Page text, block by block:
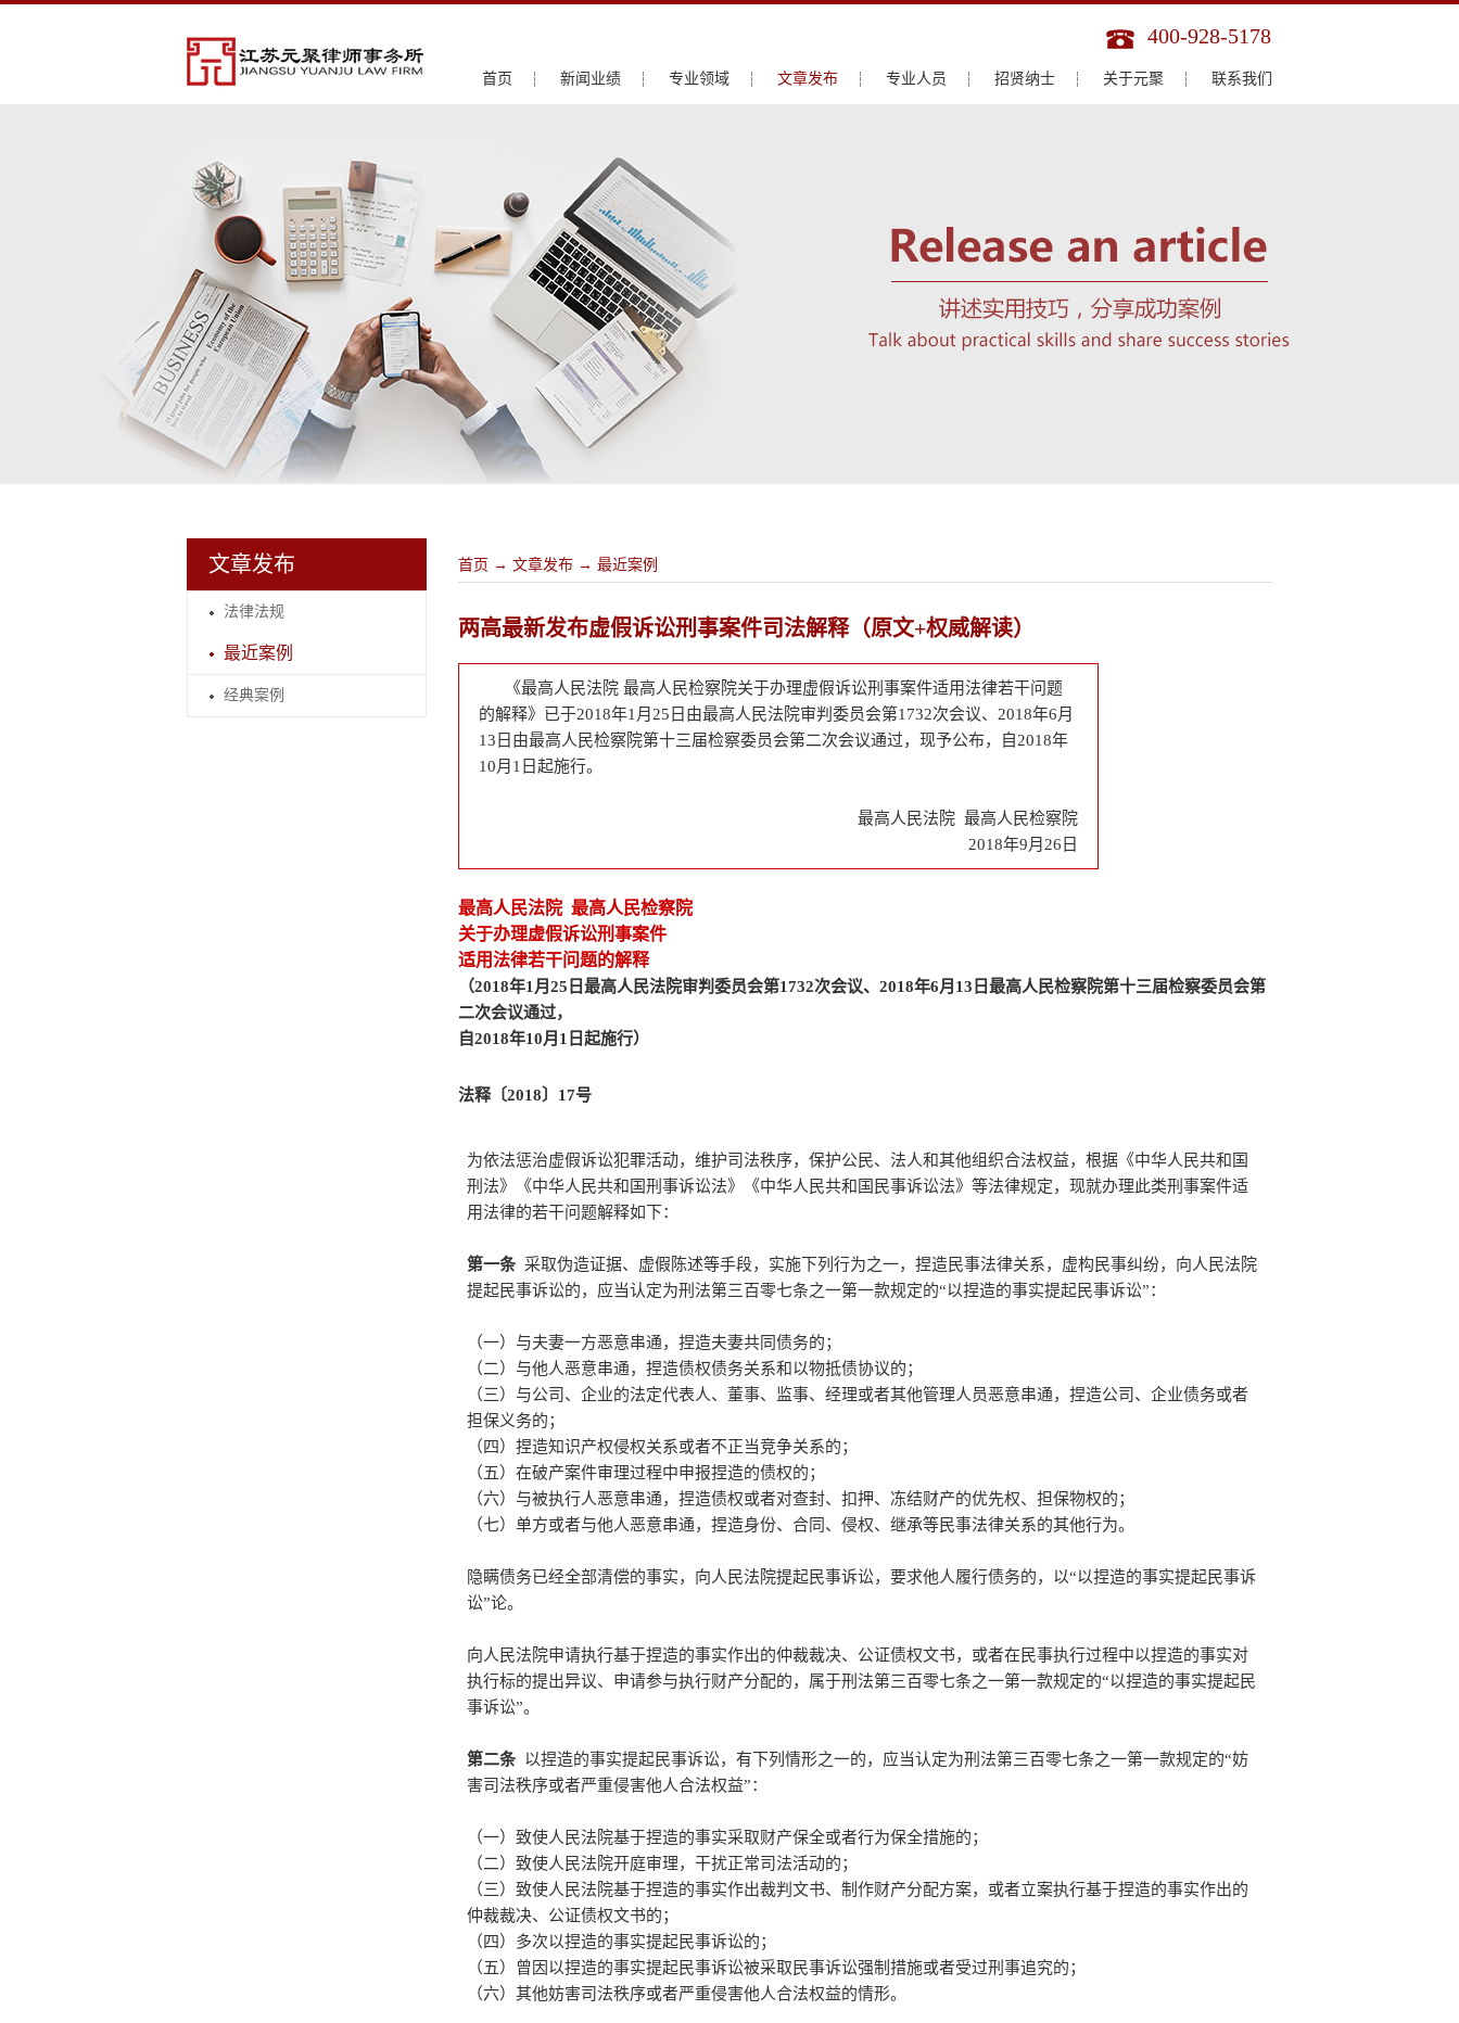
400-928-5178
首页 新闻业绩 专业领域 文章发布 专业人员 招贤纳士 关于元聚 联系我们
文章发布
法律法规
最近案例
经典案例
首页 → 文章发布 → 最近案例
两高最新发布虚假诉讼刑事案件司法解释（原文+权威解读）
《最高人民法院 最高人民检察院关于办理虚假诉讼刑事案件适用法律若干问题
的解释》已于2018年1月25日由最高人民法院审判委员会第1732次会议、2018年6月
13日由最高人民检察院第十三届检察委员会第二次会议通过，现予公布，自2018年
10月1日起施行。
最高人民法院 最高人民检察院
2018年9月26日
最高人民法院 最高人民检察院
关于办理虚假诉讼刑事案件
适用法律若干问题的解释
（2018年1月25日最高人民法院审判委员会第1732次会议、 2018年6月13日最高人民检察院第十三届检察委员会第
二次会议通过，
自2018年10月1日起施行）
法释〔2018〕17号
为依法惩治虚假诉讼犯罪活动，维护司法秩序，保护公民、法人和其他组织合法权益，根据《中华人民共和国
刑法》《中华人民共和国刑事诉讼法》《中华人民共和国民事诉讼法》等法律规定，现就办理此类刑事案件适
用法律的若干问题解释如下：
第一条 采取伪造证据、虚假陈述等手段，实施下列行为之一，捏造民事法律关系，虚构民事纠纷，向人民法院
提起民事诉讼的，应当认定为刑法第三百零七条之一第一款规定的“以捏造的事实提起民事诉讼”：
（一）与夫妻一方恶意串通，捏造夫妻共同债务的；
（二）与他人恶意串通，捏造债权债务关系和以物抵债协议的；
（三）与公司、企业的法定代表人、董事、监事、经理或者其他管理人员恶意串通，捏造公司、企业债务或者
担保义务的；
（四）捏造知识产权侵权关系或者不正当竞争关系的；
（五）在破产案件审理过程中申报捏造的债权的；
（六）与被执行人恶意串通，捏造债权或者对查封、扣押、冻结财产的优先权、担保物权的；
（七）单方或者与他人恶意串通，捏造身份、合同、侵权、继承等民事法律关系的其他行为。
隐瞒债务已经全部清偿的事实，向人民法院提起民事诉讼，要求他人履行债务的，以“以捏造的事实提起民事诉
讼”论。
向人民法院申请执行基于捏造的事实作出的仲裁裁决、公证债权文书，或者在民事执行过程中以捏造的事实对
执行标的提出异议、申请参与执行财产分配的，属于刑法第三百零七条之一第一款规定的“以捏造的事实提起民
事诉讼”。
第二条 以捏造的事实提起民事诉讼，有下列情形之一的，应当认定为刑法第三百零七条之一第一款规定的“妨
害司法秩序或者严重侵害他人合法权益”：
（一）致使人民法院基于捏造的事实采取财产保全或者行为保全措施的；
（二）致使人民法院开庭审理，干扰正常司法活动的；
（三）致使人民法院基于捏造的事实作出裁判文书、制作财产分配方案，或者立案执行基于捏造的事实作出的
仲裁裁决、公证债权文书的；
（四）多次以捏造的事实提起民事诉讼的；
（五）曾因以捏造的事实提起民事诉讼被采取民事诉讼强制措施或者受过刑事追究的；
（六）其他妨害司法秩序或者严重侵害他人合法权益的情形。